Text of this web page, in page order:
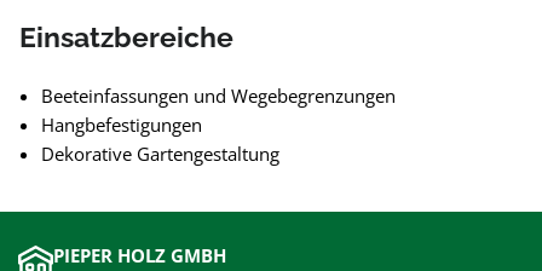
Einsatzbereiche
Beeteinfassungen und Wegebegrenzungen
Hangbefestigungen
Dekorative Gartengestaltung
PIEPER HOLZ GMBH